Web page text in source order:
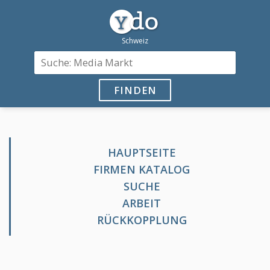
FINDEN
HAUPTSEITE
FIRMEN KATALOG
SUCHE
ARBEIT
RÜCKKOPPLUNG